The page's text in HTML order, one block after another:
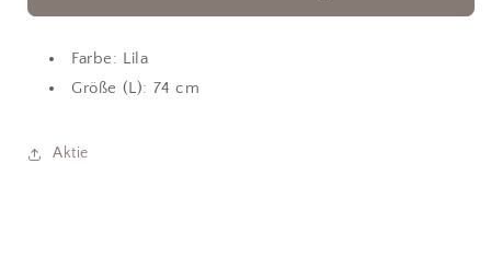
Kittelbloem
lila
lila
Farbe: Lila
Größe (L): 74 cm
Aktie